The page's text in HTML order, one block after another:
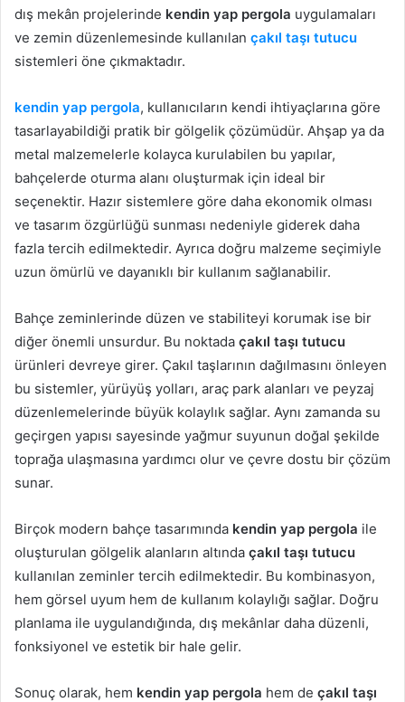
dış mekân projelerinde kendin yap pergola uygulamaları
ve zemin düzenlemesinde kullanılan çakıl taşı tutucu
sistemleri öne çıkmaktadır.
kendin yap pergola, kullanıcıların kendi ihtiyaçlarına göre
tasarlayabildiği pratik bir gölgelik çözümüdür. Ahşap ya da
metal malzemelerle kolayca kurulabilen bu yapılar,
bahçelerde oturma alanı oluşturmak için ideal bir
seçenektir. Hazır sistemlere göre daha ekonomik olması
ve tasarım özgürlüğü sunması nedeniyle giderek daha
fazla tercih edilmektedir. Ayrıca doğru malzeme seçimiyle
uzun ömürlü ve dayanıklı bir kullanım sağlanabilir.
Bahçe zeminlerinde düzen ve stabiliteyi korumak ise bir
diğer önemli unsurdur. Bu noktada çakıl taşı tutucu
ürünleri devreye girer. Çakıl taşlarının dağılmasını önleyen
bu sistemler, yürüyüş yolları, araç park alanları ve peyzaj
düzenlemelerinde büyük kolaylık sağlar. Aynı zamanda su
geçirgen yapısı sayesinde yağmur suyunun doğal şekilde
toprağa ulaşmasına yardımcı olur ve çevre dostu bir çözüm
sunar.
Birçok modern bahçe tasarımında kendin yap pergola ile
oluşturulan gölgelik alanların altında çakıl taşı tutucu
kullanılan zeminler tercih edilmektedir. Bu kombinasyon,
hem görsel uyum hem de kullanım kolaylığı sağlar. Doğru
planlama ile uygulandığında, dış mekânlar daha düzenli,
fonksiyonel ve estetik bir hale gelir.
Sonuç olarak, hem kendin yap pergola hem de çakıl taşı